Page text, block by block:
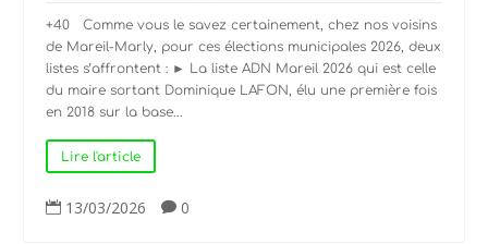
+40 Comme vous le savez certainement, chez nos voisins
de Mareil-Marly, pour ces élections municipales 2026, deux
listes s’affrontent : ► La liste ADN Mareil 2026 qui est celle
du maire sortant Dominique LAFON, élu une première fois
en 2018 sur la base...
Lire l'article
 13/03/2026  0